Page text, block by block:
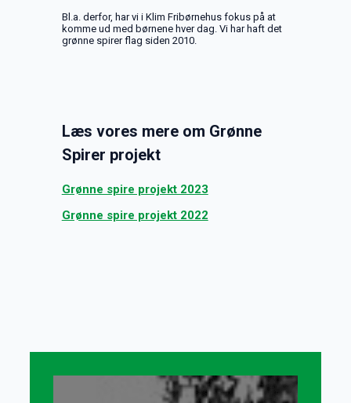
Bl.a. derfor, har vi i Klim Fribørnehus fokus på at
komme ud med børnene hver dag. Vi har haft det
grønne spirer flag siden 2010.
Læs vores mere om Grønne
Spirer projekt
Grønne spire projekt 2023
Grønne spire projekt 2022